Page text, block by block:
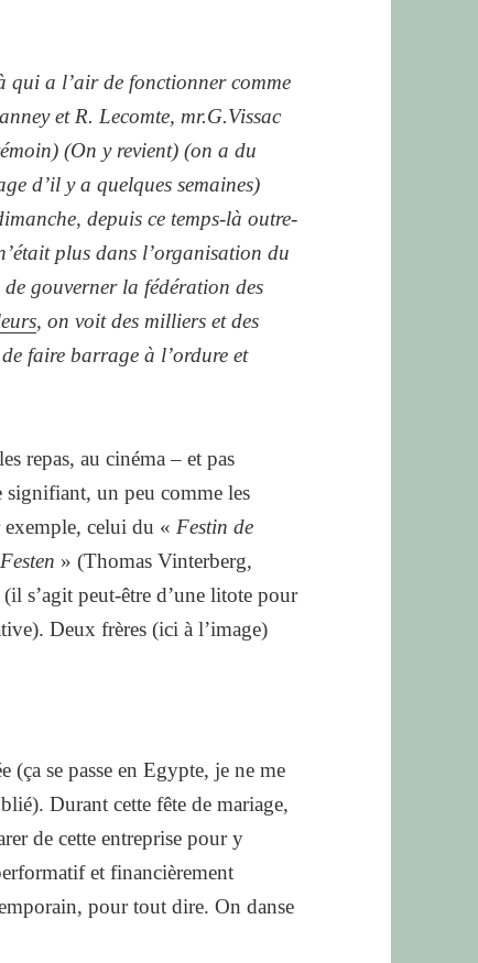
qui a l’air de fonctionner comme
et R. Lecomte, mr.G.Vissac
(On y revient) (on a du
d’il y a quelques semaines)
depuis ce temps-là outre-
plus dans l’organisation du
gouverner la fédération des
, on voit des milliers et des
faire barrage à l’ordure et
repas, au cinéma – et pas
signifiant, un peu comme les
exemple, celui du « Festin de
Festen » (Thomas Vinterberg,
s’agit peut-être d’une litote pour
Deux frères (ici à l’image)
(ça se passe en Egypte, je ne me
Durant cette fête de mariage,
de cette entreprise pour y
et financièrement
pour tout dire. On danse